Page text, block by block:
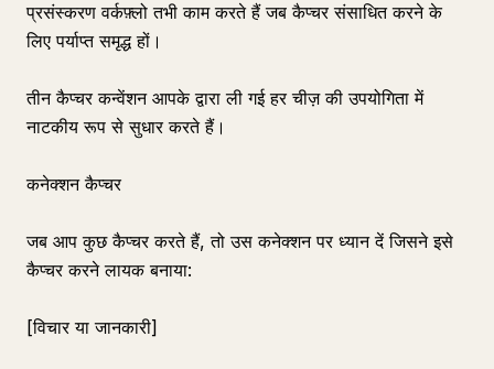
प्रसंस्करण वर्कफ़्लो तभी काम करते हैं जब कैप्चर संसाधित करने के
लिए पर्याप्त समृद्ध हों।
तीन कैप्चर कन्वेंशन आपके द्वारा ली गई हर चीज़ की उपयोगिता में
नाटकीय रूप से सुधार करते हैं।
कनेक्शन कैप्चर
जब आप कुछ कैप्चर करते हैं, तो उस कनेक्शन पर ध्यान दें जिसने इसे
कैप्चर करने लायक बनाया:
[विचार या जानकारी]